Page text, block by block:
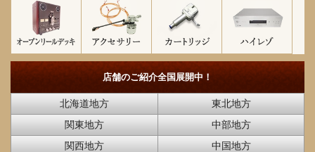
店舗のご紹介全国展開中！
北海道地方
東北地方
関東地方
中部地方
関西地方
中国地方